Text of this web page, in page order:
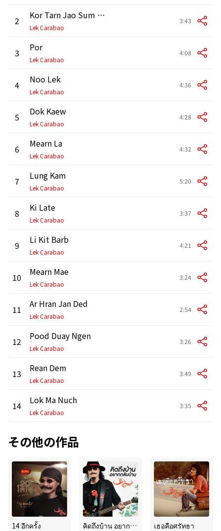
2 Kor Tarn Jao Sum Run
Lek Carabao
3:43
3 Por
Lek Carabao
4:08
4 Noo Lek
Lek Carabao
4:36
5 Dok Kaew
Lek Carabao
4:28
6 Mearn La
Lek Carabao
4:32
7 Lung Kam
Lek Carabao
5:20
8 Ki Late
Lek Carabao
3:37
9 Li Kit Barb
Lek Carabao
4:21
10 Mearn Mae
Lek Carabao
3:24
11 Ar Hran Jan Ded
Lek Carabao
2:54
12 Pood Duay Ngen
Lek Carabao
3:26
13 Rean Dem
Lek Carabao
3:49
14 Lok Ma Nuch
Lek Carabao
3:35
その他の作品
14 อีกครั้ง
คิดถึงบ้าน อยากกลับบ้าน
เธอคือศรัทธา